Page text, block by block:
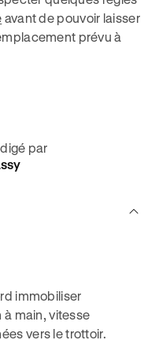
avant de pouvoir laisser
prévu à
par
immobiliser
main, vitesse
vers le trottoir.